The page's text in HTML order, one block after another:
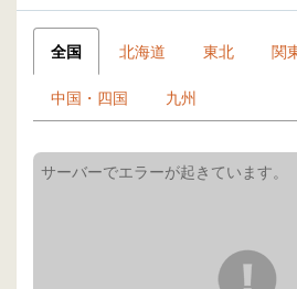
全国 北海道 東北 関
中国・四国 九州